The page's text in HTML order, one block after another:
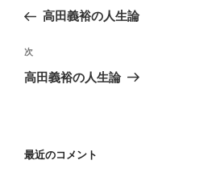
ナ
ビ
ゲ
ン
去
投
稿
高田義裕の人生論
次
の
次
高田義裕の人生論
最近のコメント